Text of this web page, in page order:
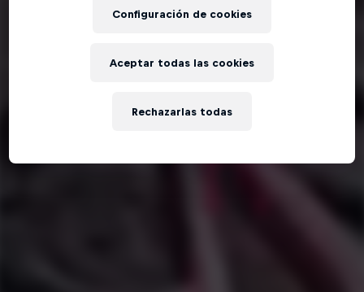
Configuración de cookies
Rechazarlas todas
Aceptar todas las cookies